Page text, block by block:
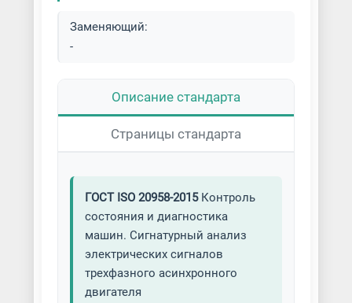
Заменяющий:
-
Описание стандарта
Страницы стандарта
ГОСТ ISO 20958-2015Контроль
состояния и диагностика
машин. Сигнатурный анализ
электрических сигналов
трехфазного асинхронного
двигателя